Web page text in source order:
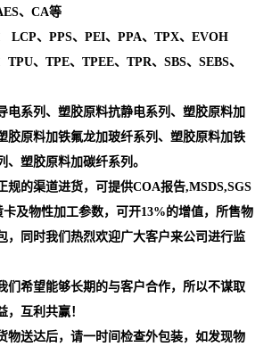
、CA等
LCP、PPS、PEI、PPA、TPX、EVOH
TPU、TPE、TPEE、TPR、SBS、SEBS、
电系列、塑胶原料抗静电系列、塑胶原料加
胶原料加铁氟龙加玻纤系列、塑胶原料加铁
、塑胶原料加碳纤系列。
的渠道进货，可提供COA报告,MSDS,SGS
及物性加工参数，可开13%的增值，所售物
，同时我们热烈欢迎广大客户来公司进行监
们希望能够长期的与客户合作，所以不谋取
，互利共赢！
物送达后，请一时间检查外包装，如发现物